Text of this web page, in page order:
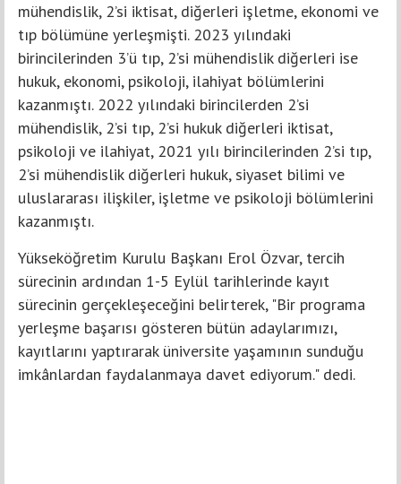
mühendislik, 2’si iktisat, diğerleri işletme, ekonomi ve
tıp bölümüne yerleşmişti. 2023 yılındaki
birincilerinden 3’ü tıp, 2’si mühendislik diğerleri ise
hukuk, ekonomi, psikoloji, ilahiyat bölümlerini
kazanmıştı. 2022 yılındaki birincilerden 2’si
mühendislik, 2’si tıp, 2’si hukuk diğerleri iktisat,
psikoloji ve ilahiyat, 2021 yılı birincilerinden 2’si tıp,
2’si mühendislik diğerleri hukuk, siyaset bilimi ve
uluslararası ilişkiler, işletme ve psikoloji bölümlerini
kazanmıştı.
Yükseköğretim Kurulu Başkanı Erol Özvar, tercih
sürecinin ardından 1-5 Eylül tarihlerinde kayıt
sürecinin gerçekleşeceğini belirterek, "Bir programa
yerleşme başarısı gösteren bütün adaylarımızı,
kayıtlarını yaptırarak üniversite yaşamının sunduğu
imkânlardan faydalanmaya davet ediyorum." dedi.